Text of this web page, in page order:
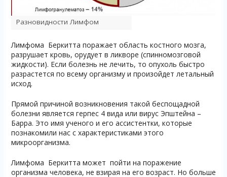
Разновидности Лимфом
Лимфома Беркитта поражает область костного мозга,
разрушает кровь, орудует в ликворе (спинномозговой
жидкости). Если болезнь не лечить, то опухоль быстро
разрастется по всему организму и произойдет летальный
исход.
Прямой причиной возникновения такой беспощадной
болезни является герпес 4 вида или вирус Эпштейна –
Барра. Это имя ученого и его ассистентки, которые
познакомили нас с характеристиками этого
микроорганизма.
Лимфома Беркитта может пойти на поражение
организма человека, не взирая на его возраст. Но больше